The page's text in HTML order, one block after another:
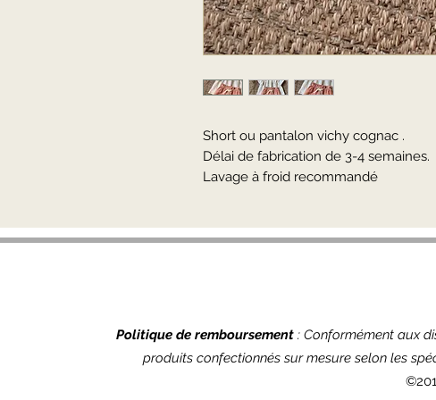
Short ou pantalon vichy cognac .
Délai de fabrication de 3-4 semaines.
Lavage à froid recommandé
Politique de remboursement : Conformément aux
produits confectionnés sur mesure selon les